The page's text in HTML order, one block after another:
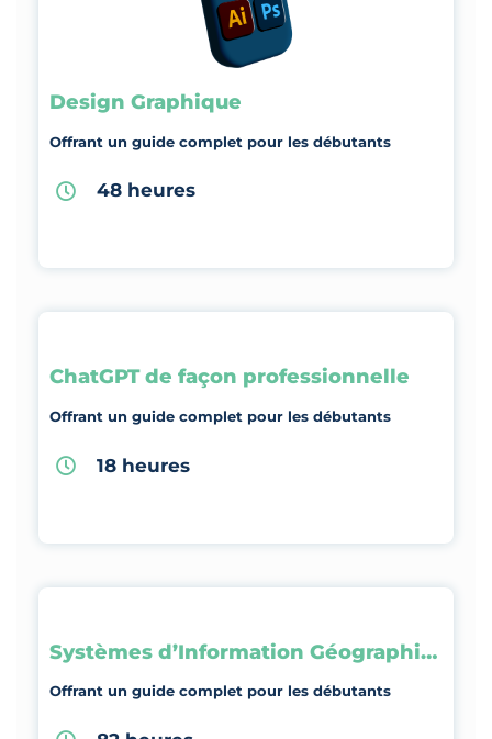
Design Graphique
Offrant un guide complet pour les débutants
48 heures
ChatGPT de façon professionnelle
Offrant un guide complet pour les débutants
18 heures
Systèmes d’Information Géographique
Offrant un guide complet pour les débutants